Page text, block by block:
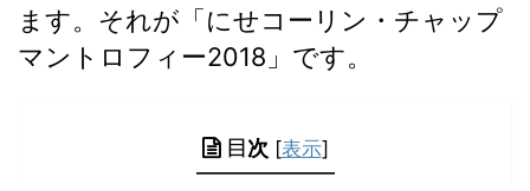
ます。それが「にせコーリン・チャップ
マントロフィー2018」です。
目次 [表示]